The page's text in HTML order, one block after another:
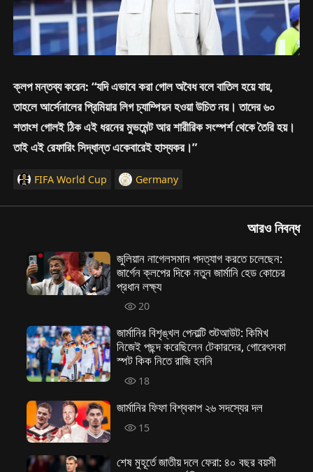
ক্লপ মন্তব্য করেন: “যদি এভাবে করা গোল অবৈধ বলে বাতিল হয়ে যায়,
তাহলে আর্সেনালের প্রিমিয়ার লিগ চ্যাম্পিয়ন হওয়া উচিত নয়। তাদের ৬০
শতাংশ গোলই ঠিক এই ধরনের মুভমেন্ট আর শারীরিক সংস্পর্শ থেকে তৈরি হয়।
তাই এই রেফারিং সিদ্ধান্ত একেবারেই হাস্যকর।”
FIFA World Cup Germany
আরও নিবন্ধ
জুলিয়ান নাগেলসমান পদত্যাগ করতে চলেছেন:
জার্গেন ক্লপের দিকে নতুন জার্মানি হেড কোচের
প্রধান লক্ষ্য
20
জার্মানির বিশৃঙ্খল পেনাল্টি শুটআউট: কিমিখ
নিজেই পছন্দ করেছিলেন টেকারদের, গোরেৎসকা
স্পট কিক নিতে রাজি হননি
18
জার্মানির ফিফা বিশ্বকাপ ২৬ সদস্যের দল
15
শেষ মুহূর্তে জাতীয় দলে ফেরা: ৪০ বছর বয়সী